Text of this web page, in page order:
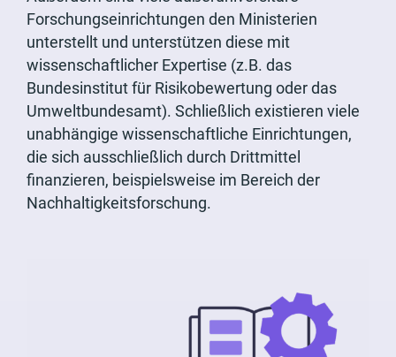
Forschungseinrichtungen den Ministerien
unterstellt und unterstützen diese mit
wissenschaftlicher Expertise (z.B. das
Bundesinstitut für Risikobewertung oder das
Umweltbundesamt). Schließlich existieren viele
unabhängige wissenschaftliche Einrichtungen,
die sich ausschließlich durch Drittmittel
finanzieren, beispielsweise im Bereich der
Nachhaltigkeitsforschung.